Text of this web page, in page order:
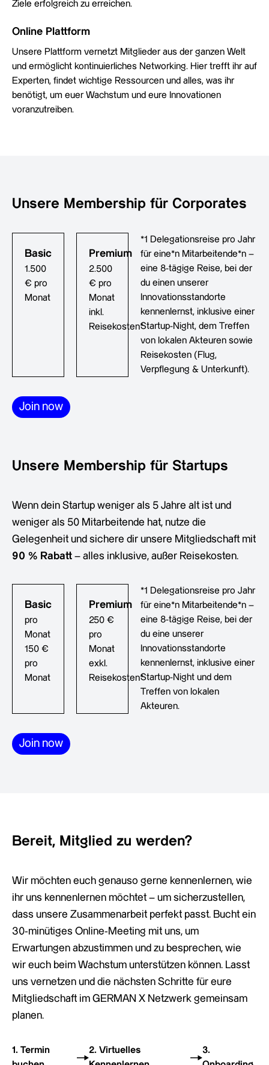
Ziele erfolgreich zu erreichen.
Online Plattform
Unsere Plattform vernetzt Mitglieder aus der ganzen Welt
und ermöglicht kontinuierliches Networking. Hier trefft ihr auf
Experten, findet wichtige Ressourcen und alles, was ihr
benötigt, um euer Wachstum und eure Innovationen
voranzutreiben.
Unsere Membership für Corporates
Basic
1.500
€ pro
Monat
Premium
2.500
€ pro
Monat
inkl.
Reisekosten*
*1 Delegationsreise pro Jahr
für eine*n Mitarbeitende*n –
eine 8-tägige Reise, bei der
du einen unserer
Innovationsstandorte
kennenlernst, inklusive einer
Startup-Night, dem Treffen
von lokalen Akteuren sowie
Reisekosten (Flug,
Verpflegung & Unterkunft).
Join now
Unsere Membership für Startups
Wenn dein Startup weniger als 5 Jahre alt ist und
weniger als 50 Mitarbeitende hat, nutze die
Gelegenheit und sichere dir unsere Mitgliedschaft mit
90 % Rabatt – alles inklusive, außer Reisekosten.
Basic
pro
Monat
150 €
pro
Monat
Premium
250 €
pro
Monat
exkl.
Reisekosten*
*1 Delegationsreise pro Jahr
für eine*n Mitarbeitende*n –
eine 8-tägige Reise, bei der
du eine unserer
Innovationsstandorte
kennenlernst, inklusive einer
Startup-Night und dem
Treffen von lokalen
Akteuren.
Join now
Bereit, Mitglied zu werden?
Wir möchten euch genauso gerne kennenlernen, wie
ihr uns kennenlernen möchtet – um sicherzustellen,
dass unsere Zusammenarbeit perfekt passt. Bucht ein
30-minütiges Online-Meeting mit uns, um
Erwartungen abzustimmen und zu besprechen, wie
wir euch beim Wachstum unterstützen können. Lasst
uns vernetzen und die nächsten Schritte für eure
Mitgliedschaft im GERMAN X Netzwerk gemeinsam
planen.
1. Termin
2. Virtuelles
3.